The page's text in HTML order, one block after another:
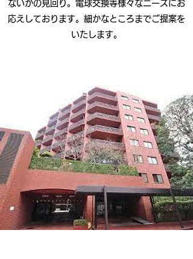
ないかの見回り。電球交換等様々なニーズにお
応えしております。細かなところまでご提案を
いたします。